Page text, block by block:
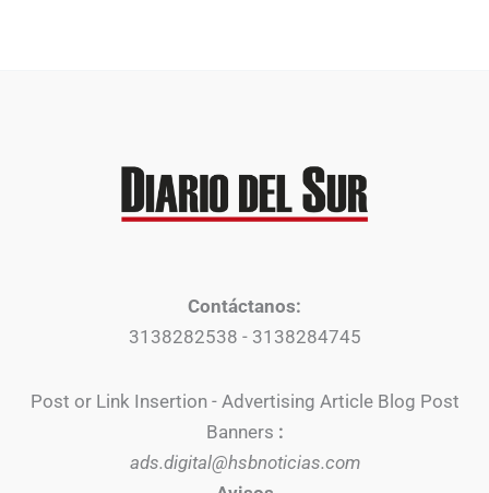
Contáctanos:
3138282538 - 3138284745
Post or Link Insertion - Advertising Article Blog Post
Banners :
ads.digital@hsbnoticias.com